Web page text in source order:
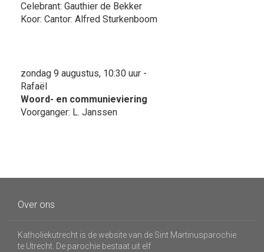
Celebrant: Gauthier de Bekker
Koor: Cantor: Alfred Sturkenboom
zondag 9 augustus, 10:30 uur -
Rafaël
Woord- en communieviering
Voorganger: L. Janssen
Over ons
Katholiekutrecht is de website van de Sint Martinusparochie
te Utrecht. De parochie bestaat uit elf